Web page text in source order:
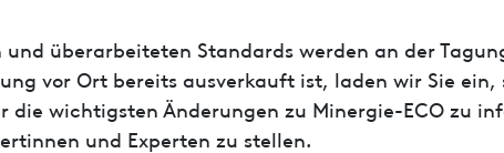
und überarbeiteten Standards werden an der
vor Ort bereits ausverkauft ist, laden wir Sie
die wichtigsten Änderungen zu Minergie-ECO zu
und Experten zu stellen.